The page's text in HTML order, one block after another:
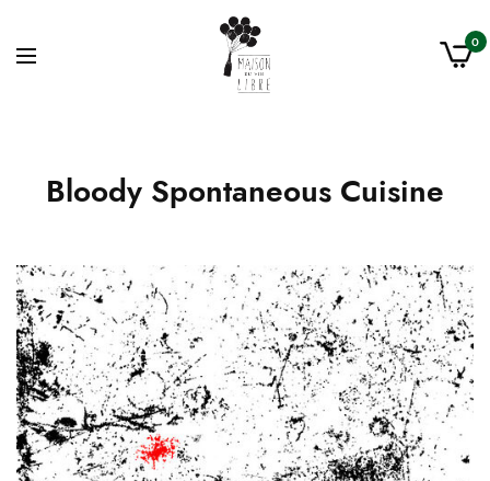
0
Bloody Spontaneous Cuisine